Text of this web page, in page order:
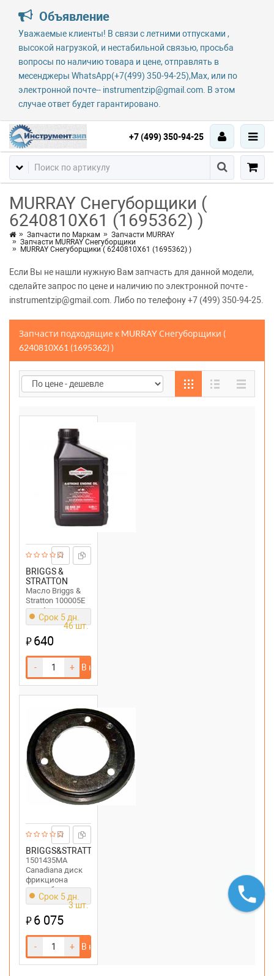
Объявление
Уважаемые клиенты! В связи с летними отпусками ,
высокой нагрузкой, и нестабильной связью, просьба
вопросы по наличию товара и цене, отправлять в
месенджеры WhatsApp(+7(499) 350-94-25),Max, или по
электронной почте-- instrumentzip@gmail.com. В этом
случае ответ будет гарантировано.
+7 (499) 350-94-25
MURRAY Снегуборщики (
6240810X61 (1695362) )
Запчасти по Маркам
Запчасти MURRAY
Запчасти MURRAY Снегуборщики
MURRAY Снегуборщики ( 6240810X61 (1695362) )
Если Вы не нашли нужную Вам запчасть для данной модели,
сделайте запрос по цене и наличию по электронной почте -
instrumentzip@gmail.com. Либо по телефону +7 (499) 350-94-25.
Запчасти подходящие к MURRAY Снегуборщики (
6240810X61 (1695362) )
BRIGGS &
STRATTON
Масло Briggs &
Stratton 100005E
для 4-тактных
двигателей ;
SAE30, 0.6 л
Срок 5 дн.
46 шт.
₽640
- + В корзину
BRIGGS&STRATTON
1501435MA
Canadiana диск
фрикциона
снегоуборщика
1501435MA
Срок 5 дн.
3 шт.
₽6 075
- + В корзину